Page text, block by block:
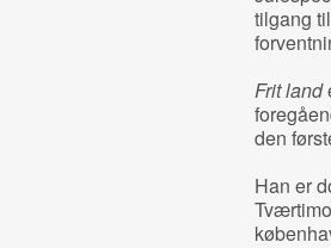
tilgang
Frit land
den
Han er